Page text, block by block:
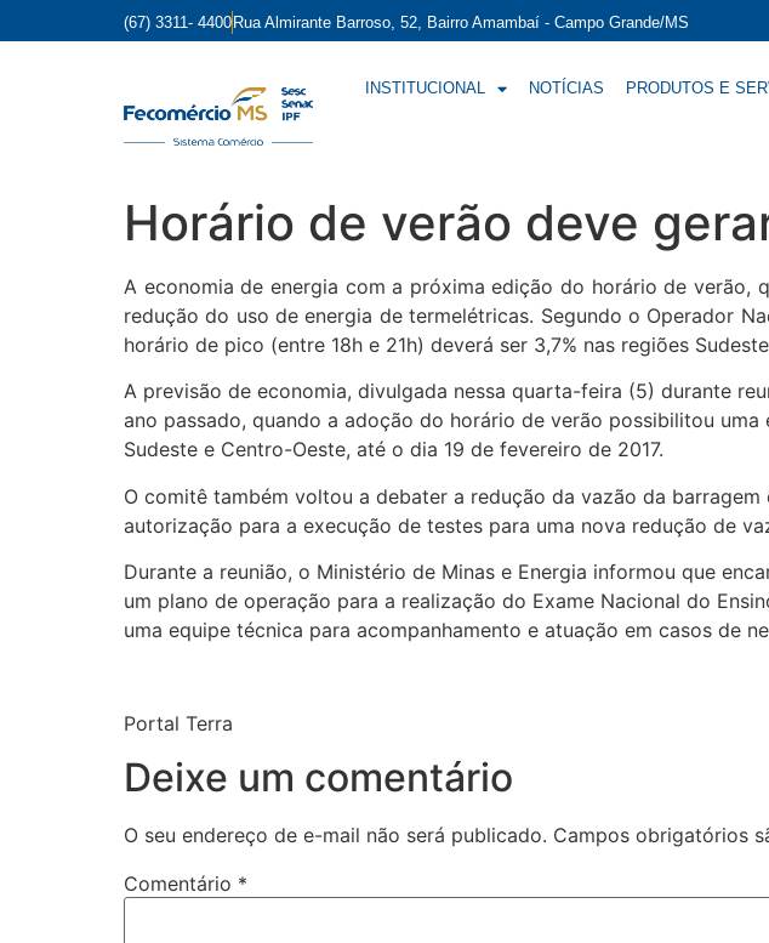
(67) 3311- 4400 Rua Almirante Barroso, 52, Bairro Amambaí - Campo Grande/MS
INSTITUCIONAL NOTÍCIAS PRODUTOS E
Horário de verão deve
A economia de energia com a próxima edição do horário de verão,
redução do uso de energia de termelétricas. Segundo o Operador
horário de pico (entre 18h e 21h) deverá ser 3,7% nas regiões
A previsão de economia, divulgada nessa quarta-feira (5) durante
ano passado, quando a adoção do horário de verão possibilitou
Sudeste e Centro-Oeste, até o dia 19 de fevereiro de 2017.
O comitê também voltou a debater a redução da vazão da
autorização para a execução de testes para uma nova redução de
Durante a reunião, o Ministério de Minas e Energia informou que
um plano de operação para a realização do Exame Nacional do
uma equipe técnica para acompanhamento e atuação em casos de
Portal Terra
Deixe um comentário
O seu endereço de e-mail não será publicado. Campos obrigatórios
Comentário *